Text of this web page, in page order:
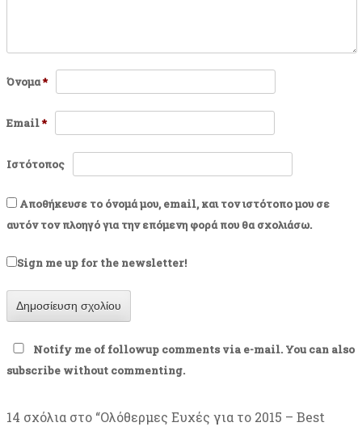
Όνομα*
Email*
Ιστότοπος
Αποθήκευσε το όνομά μου, email, και τον ιστότοπο μου σε
αυτόν τον πλοηγό για την επόμενη φορά που θα σχολιάσω.
Sign me up for the newsletter!
Notify me of followup comments via e-mail. You can also
subscribe without commenting.
14 σχόλια στο “Ολόθερμες Ευχές για το 2015 – Best